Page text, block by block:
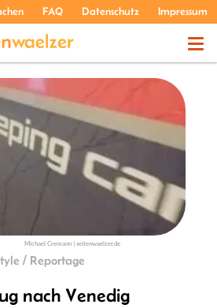
FAQ Datenschutz Impressum
THEMEN
PODCASTS
Michael Cremann | seitenwaelzer.de
/ Reportage
nach Venedig